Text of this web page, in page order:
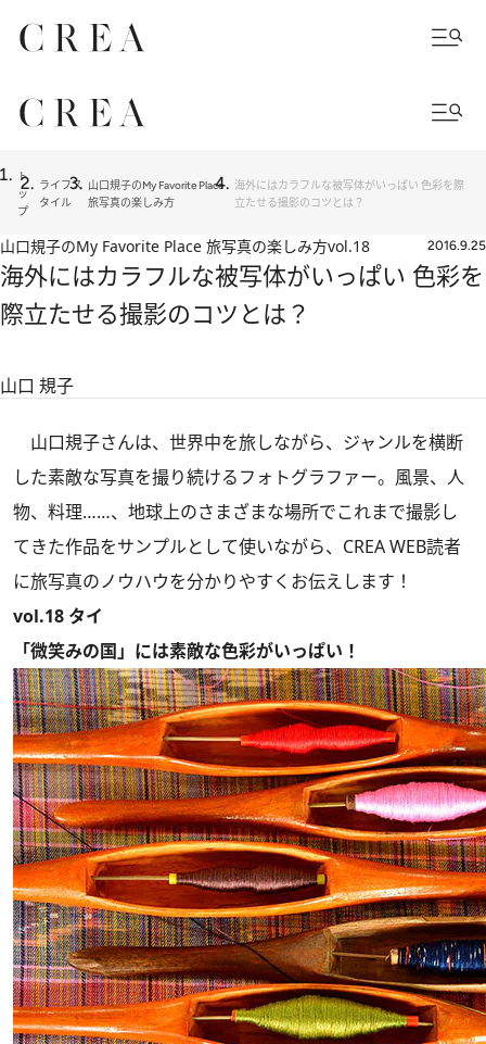
ト
ッ
プ
ライフス
タイル
山口規子のMy Favorite Place
旅写真の楽しみ方
海外にはカラフルな被写体がいっぱい 色彩を際
立たせる撮影のコツとは？
山口規子のMy Favorite Place 旅写真の楽しみ方vol.18 2016.9.25
海外にはカラフルな被写体がいっぱい 色彩を
際立たせる撮影のコツとは？
山口 規子
山口規子さんは、世界中を旅しながら、ジャンルを横断
した素敵な写真を撮り続けるフォトグラファー。風景、人
物、料理……、地球上のさまざまな場所でこれまで撮影し
てきた作品をサンプルとして使いながら、CREA WEB読者
に旅写真のノウハウを分かりやすくお伝えします！
vol.18 タイ
「微笑みの国」には素敵な色彩がいっぱい！